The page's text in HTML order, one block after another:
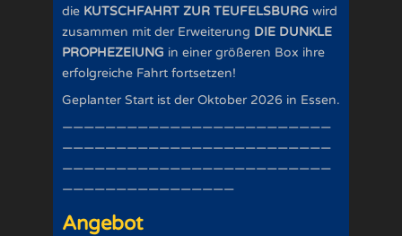
die KUTSCHFAHRT ZUR TEUFELSBURG wird
zusammen mit der Erweiterung DIE DUNKLE
PROPHEZEIUNG in einer größeren Box ihre
erfolgreiche Fahrt fortsetzen!
Geplanter Start ist der Oktober 2026 in Essen.
—————————————————————————
—————————————————————————
—————————————————————————
————————————————
Angebot